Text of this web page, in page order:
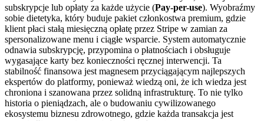
subskrypcje lub opłaty za każde użycie (Pay-per-use). Wyobraźmy
sobie dietetyka, który buduje pakiet członkostwa premium, gdzie
klient płaci stałą miesięczną opłatę przez Stripe w zamian za
spersonalizowane menu i ciągłe wsparcie. System automatycznie
odnawia subskrypcję, przypomina o płatnościach i obsługuje
wygasające karty bez konieczności ręcznej interwencji. Ta
stabilność finansowa jest magnesem przyciągającym najlepszych
ekspertów do platformy, ponieważ wiedzą oni, że ich wiedza jest
chroniona i szanowana przez solidną infrastrukturę. To nie tylko
historia o pieniądzach, ale o budowaniu cywilizowanego
ekosystemu biznesu zdrowotnego, gdzie każda transakcja jest